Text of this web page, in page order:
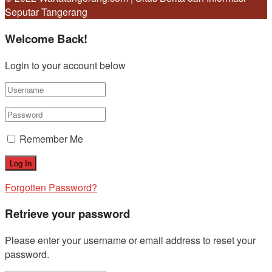
Seputar Tangerang
Welcome Back!
Login to your account below
Remember Me
Forgotten Password?
Retrieve your password
Please enter your username or email address to reset your
password.